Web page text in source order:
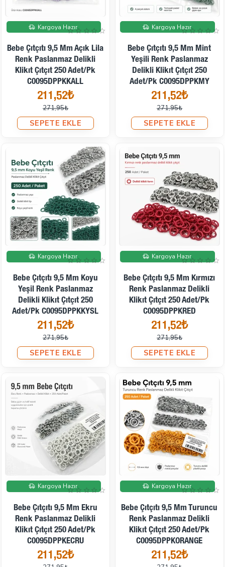
İndirimde
Kargoya Hazır
Bebe Çıtçıtı 9,5 Mm Açık Lila
Renk Paslanmaz Delikli
Klikıt Çıtçıt 250 Adet/Pk
C0095DPPKKALL
211,52₺
271,95₺
SEPETE EKLE
İndirimde
Kargoya Hazır
Bebe Çıtçıtı 9,5 Mm Mint
Yeşili Renk Paslanmaz
Delikli Klikıt Çıtçıt 250
Adet/Pk C0095DPPKMY
211,52₺
271,95₺
SEPETE EKLE
İndirimde
Kargoya Hazır
Bebe Çıtçıtı 9,5 Mm Koyu
Yeşil Renk Paslanmaz
Delikli Klikıt Çıtçıt 250
Adet/Pk C0095DPPKKYSL
211,52₺
271,95₺
SEPETE EKLE
İndirimde
Kargoya Hazır
Bebe Çıtçıtı 9,5 Mm Kırmızı
Renk Paslanmaz Delikli
Klikıt Çıtçıt 250 Adet/Pk
C0095DPPKRED
211,52₺
271,95₺
SEPETE EKLE
İndirimde
Kargoya Hazır
Bebe Çıtçıtı 9,5 Mm Ekru
Renk Paslanmaz Delikli
Klikıt Çıtçıt 250 Adet/Pk
C0095DPPKECRU
211,52₺
İndirimde
Kargoya Hazır
Bebe Çıtçıtı 9,5 Mm Turuncu
Renk Paslanmaz Delikli
Klikıt Çıtçıt 250 Adet/Pk
C0095DPPKORANGE
211,52₺